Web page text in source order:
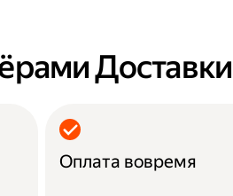
Оплата вовремя